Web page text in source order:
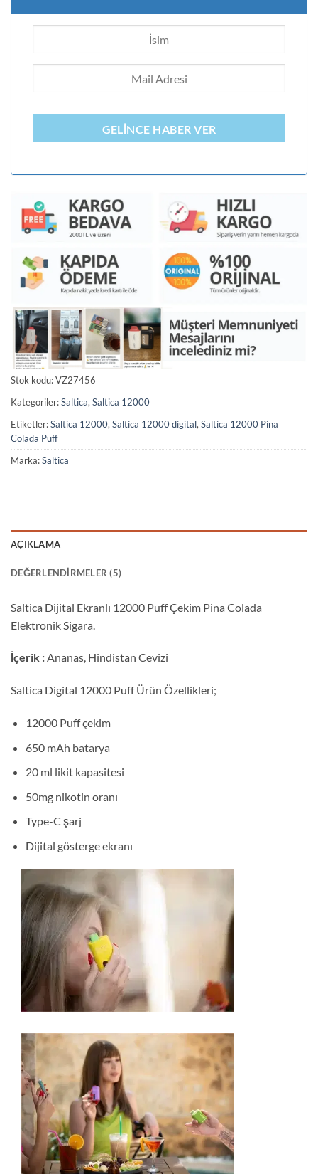
GELINCE HABER VER
Stok kodu:VZ27456
Kategoriler:Saltica, Saltica 12000
Etiketler:Saltica 12000, Saltica 12000 digital, Saltica 12000 Pina
Colada Puff
Marka:Saltica
AÇIKLAMA
DEĞERLENDIRMELER (5)
Saltica Dijital Ekranlı 12000 Puff Çekim Pina Colada
Elektronik Sigara.
İçerik :Ananas, Hindistan Cevizi
Saltica Digital 12000 Puff Ürün Özellikleri;
12000 Puff çekim
650 mAh batarya
20 ml likit kapasitesi
50mg nikotin oranı
Type-C şarj
Dijital gösterge ekranı